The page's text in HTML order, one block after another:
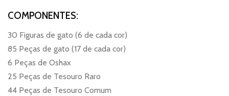
COMPONENTES:
30 Figuras de gato (6 de cada cor)
85 Peças de gato (17 de cada cor)
6 Peças de Oshax
25 Peças de Tesouro Raro
44 Peças de Tesouro Comum